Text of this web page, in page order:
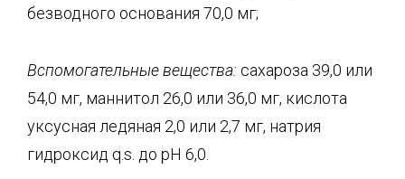
безводного основания 70,0 мг;
Вспомогательные вещества: сахароза 39,0 или
54,0 мг, маннитол 26,0 или 36,0 мг, кислота
уксусная ледяная 2,0 или 2,7 мг, натрия
гидроксид q.s. до pH 6,0.